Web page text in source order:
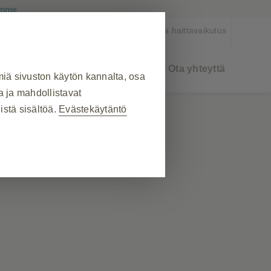
Ilmoita haittavaikutus
Ota yhteyttä
sivuston käytön kannalta, osa
ja mahdollistavat
sisältöä. Evästekäytäntö
ja tag-asetusten
palvelupyynnön kaltaisia,
selaimesi estämään tai
tallenna henkilökohtaisesti